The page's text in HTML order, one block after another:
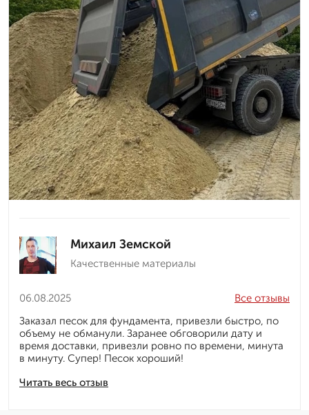
Михаил Земской
Качественные материалы
06.08.2025
Читать весь отзыв
Все отзывы
Заказал песок для фундамента, привезли быстро, по
объему не обманули. Заранее обговорили дату и
время доставки, привезли ровно по времени, минута
в минуту. Супер! Песок хороший!